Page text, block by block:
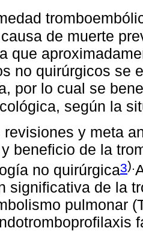
de muerte
que
no quirúrgicos se
por lo cual se
según la
revisiones y meta
beneficio de la
no quirúrgica3).
significativa de la
pulmonar